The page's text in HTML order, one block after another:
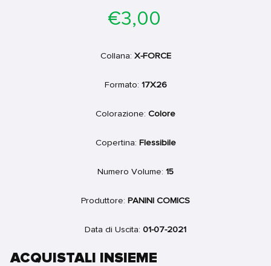
di
€3,00
Collana: X-FORCE
Formato: 17X26
Colorazione: Colore
Copertina: Flessibile
Numero Volume: 15
Produttore: PANINI COMICS
Data di Uscita: 01-07-2021
ACQUISTALI INSIEME